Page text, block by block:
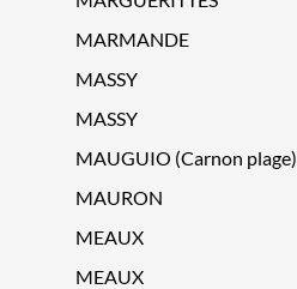
MARMANDE
MASSY
MASSY
MAUGUIO (Carnon plage)
MAURON
MEAUX
MEAUX